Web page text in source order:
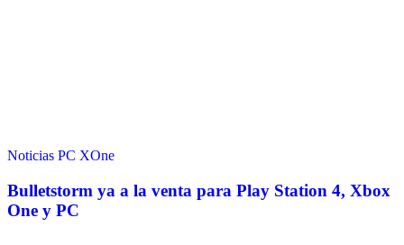
Noticias PC XOne
Bulletstorm ya a la venta para Play Station 4, Xbox
One y PC